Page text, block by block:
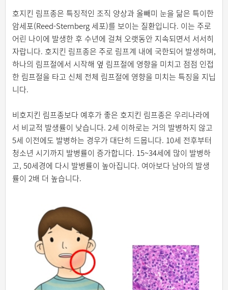
호지킨 림프종은 특징적인 조직 양상과 올빼미 눈을 닮은 특이한
암세포(Reed-Sternberg 세포)를 보이는 질환입니다. 이는 주로
어린 나이에 발생한 후 수년에 걸쳐 오랫동안 지속되면서 서서히
자랍니다. 호지킨 림프종은 주로 림프계 내에 국한되어 발생하며,
하나의 림프절에서 시작해 옆 림프절에 영향을 미치고 점점 인접
한 림프절을 타고 신체 전체 림프절에 영향을 미치는 특징을 지닙
니다.
비호지킨 림프종보다 예후가 좋은 호지킨 림프종은 우리나라에
서 비교적 발생률이 낮습니다. 2세 이하로는 거의 발병하지 않고
5세 이전에도 발병하는 경우가 대단히 드뭅니다. 10세 전후부터
청소년 시기까지 발병률이 증가합니다. 15~34세에 많이 발병하
고, 50세경에 다시 발병률이 높아집니다. 여아보다 남아의 발생
률이 2배 더 높습니다.